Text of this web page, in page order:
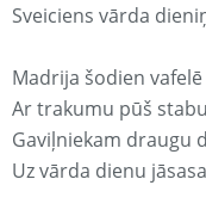
Sveiciens vārda
Madrija šodien vafelē
Ar trakumu pūš
Gaviļniekam draugu
Uz vārda dienu